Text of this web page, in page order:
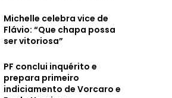
Michelle celebra vice de
Flávio: “Que chapa possa
ser vitoriosa”
PF conclui inquérito e
prepara primeiro
indiciamento de Vorcaro e